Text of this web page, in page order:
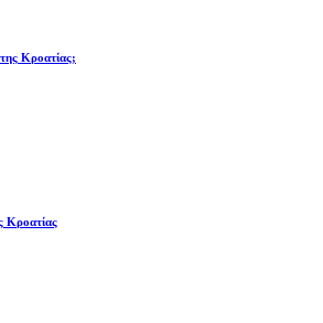
Κροατίας;
Κροατίας